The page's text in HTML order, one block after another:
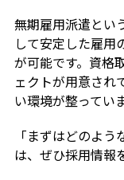
無期雇用派遣とい
して安定した雇用
が可能です。資格
ェクトが用意され
い環境が整ってい
「まずはどのよ
は、ぜひ採用情報